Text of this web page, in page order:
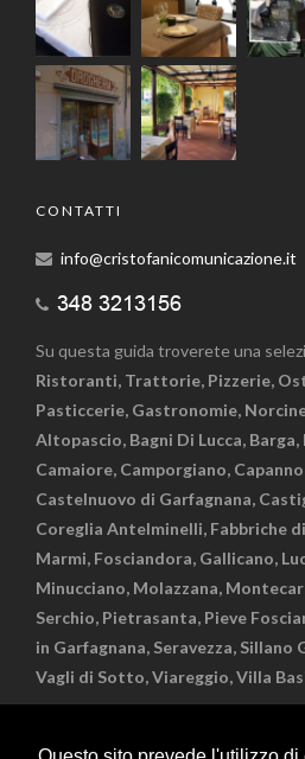
CONTATTI
info@cristofanicomunicazione.it
Su questa guida troverete una
Ristoranti, Trattorie, Pizzerie,
Pasticcerie, Gastronomie,
Altopascio, Bagni Di Lucca,
Camaiore, Camporgiano,
Castelnuovo di Garfagnana,
Coreglia Antelminelli, Fabbriche
Marmi, Fosciandora, Gallicano,
Minucciano, Molazzana,
Serchio, Pietrasanta, Pieve
in Garfagnana, Seravezza, Sillano
Vagli di Sotto, Viareggio, Villa